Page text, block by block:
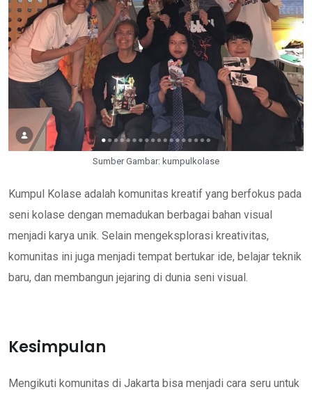
Sumber Gambar: kumpulkolase
Kumpul Kolase adalah komunitas kreatif yang berfokus pada
seni kolase dengan memadukan berbagai bahan visual
menjadi karya unik. Selain mengeksplorasi kreativitas,
komunitas ini juga menjadi tempat bertukar ide, belajar teknik
baru, dan membangun jejaring di dunia seni visual.
Kesimpulan
Mengikuti komunitas di Jakarta bisa menjadi cara seru untuk